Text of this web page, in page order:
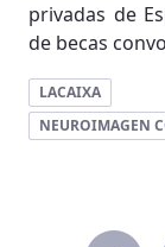
privadas de
de becas
LACAIXA
NEUROIMAGEN